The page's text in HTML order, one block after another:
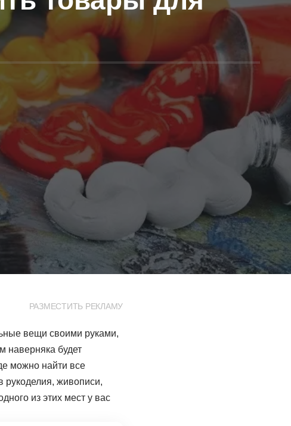
РАЗМЕСТИТЬ РЕКЛАМУ
вещи своими руками,
наверняка будет
можно найти все
живописи,
из этих мест у вас